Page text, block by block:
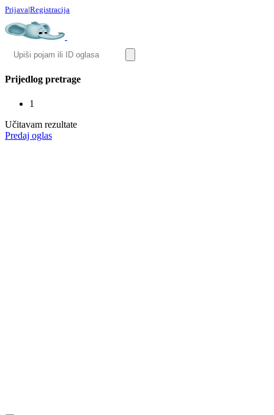
Prijava|Registracija
Prijedlog pretrage
1
Učitavam rezultate
Predaj oglas